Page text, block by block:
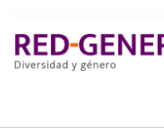
contenido